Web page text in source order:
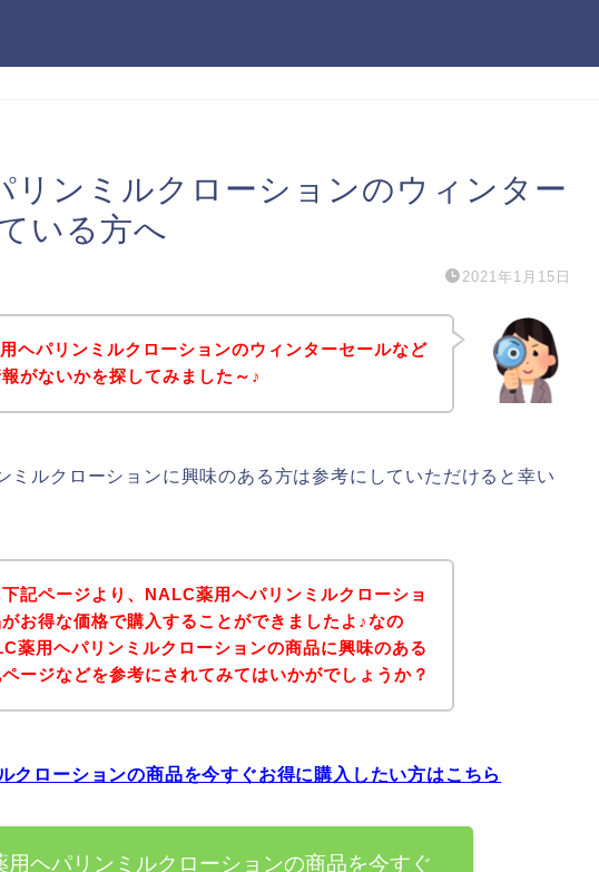
リンミルクローションのウィンター
いる方へ
2021年1月15日
ヘパリンミルクローションのウィンターセールなど
がないかを探してみました～♪
ミルクローションに興味のある方は参考にしていただけると幸い
記ページより、NALC薬用ヘパリンミルクローショ
お得な価格で購入することができましたよ♪なの
薬用ヘパリンミルクローションの商品に興味のある
ージなどを参考にされてみてはいかがでしょうか？
クローションの商品を今すぐお得に購入したい方はこちら
用ヘパリンミルクローションの商品を今すぐ